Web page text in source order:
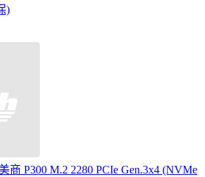
)
商 P300 M.2 2280 PCIe Gen.3x4 (NVMe